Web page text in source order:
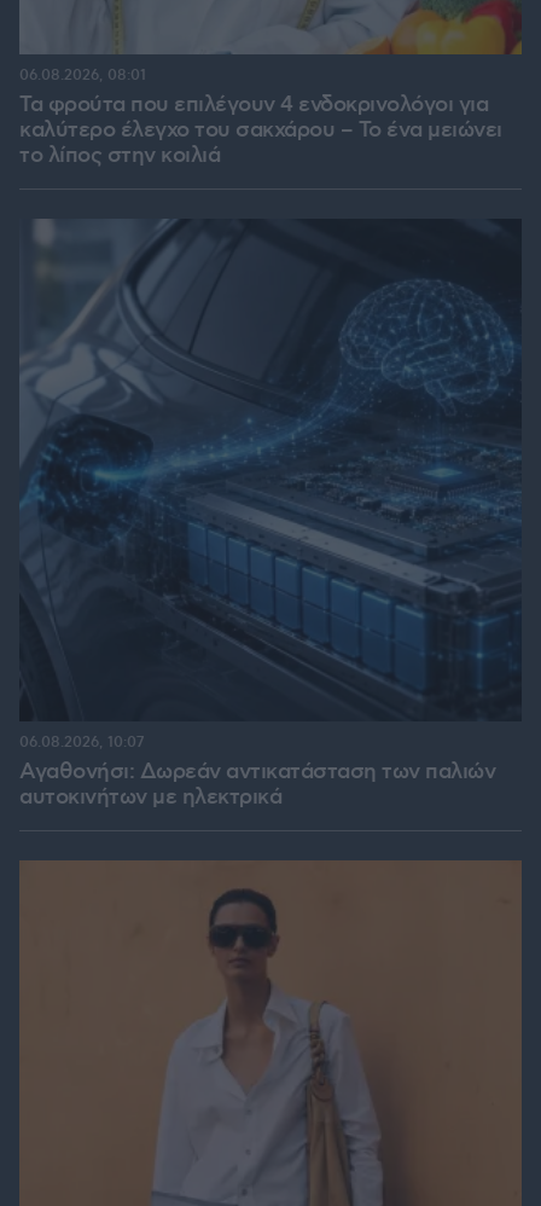
Τα φρούτα που επιλέγουν 4 ενδοκρινολόγοι για
καλύτερο έλεγχο του σακχάρου – Το ένα μειώνει
το λίπος στην κοιλιά
06.08.2026, 08:01
Αγαθονήσι: Δωρεάν αντικατάσταση των παλιών
αυτοκινήτων με ηλεκτρικά
06.08.2026, 10:07